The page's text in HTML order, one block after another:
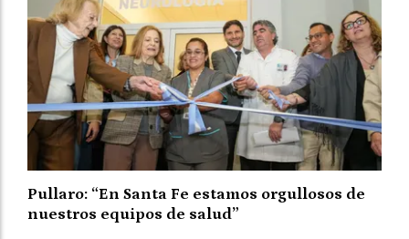
Pullaro: “En Santa Fe estamos orgullosos de
nuestros equipos de salud”